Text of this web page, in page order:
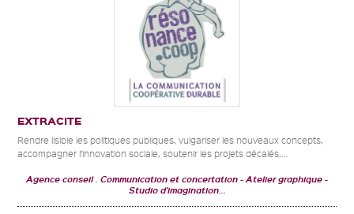
EXTRACITE
Rendre lisible les politiques publiques, vulgariser les nouveaux concepts,
accompagner l’innovation sociale, soutenir les projets décalés,...
Agence conseil . Communication et concertation
Atelier graphique
Studio d'imagination...